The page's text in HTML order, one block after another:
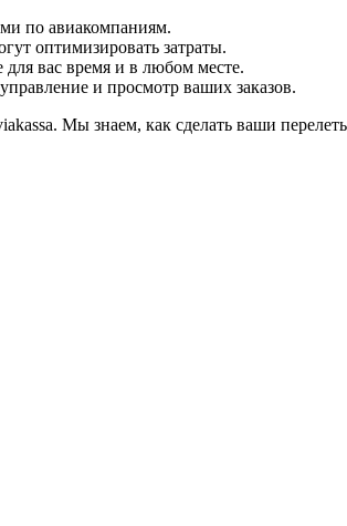
по авиакомпаниям.
оптимизировать затраты.
вас время и в любом месте.
и просмотр ваших заказов.
Мы знаем, как сделать ваши